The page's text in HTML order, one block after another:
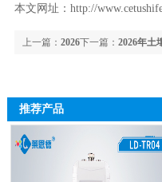
本文网址： http://
下一篇：2026年土
上一篇： 2026
推荐产品